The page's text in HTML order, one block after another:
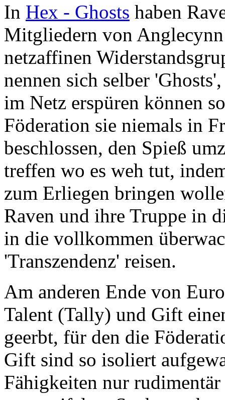
In Hex - Ghosts haben
Mitgliedern von
netzaffinen
nennen sich selber
im Netz erspüren können
Föderation sie niemals in
beschlossen, den Spieß
treffen wo es weh tut,
zum Erliegen bringen
Raven und ihre Truppe in
in die vollkommen
'Transzendenz' reisen.
Am anderen Ende von
Talent (Tally) und Gift
geerbt, für den die
Gift sind so isoliert
Fähigkeiten nur